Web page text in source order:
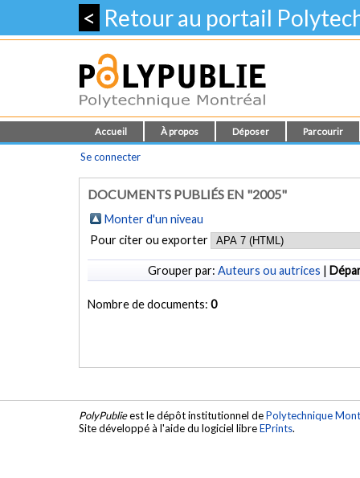
< Retour au portail
Accueil À propos Déposer Parcourir
Se connecter
DOCUMENTS PUBLIÉS EN "2005"
Monter d'un niveau
Pour citer ou exporter
Grouper par: Auteurs ou autrices |
Nombre de documents: 0
PolyPublieest le dépôt institutionnel dePolytechnique
Site développé à l'aide du logiciel libreEPrints.